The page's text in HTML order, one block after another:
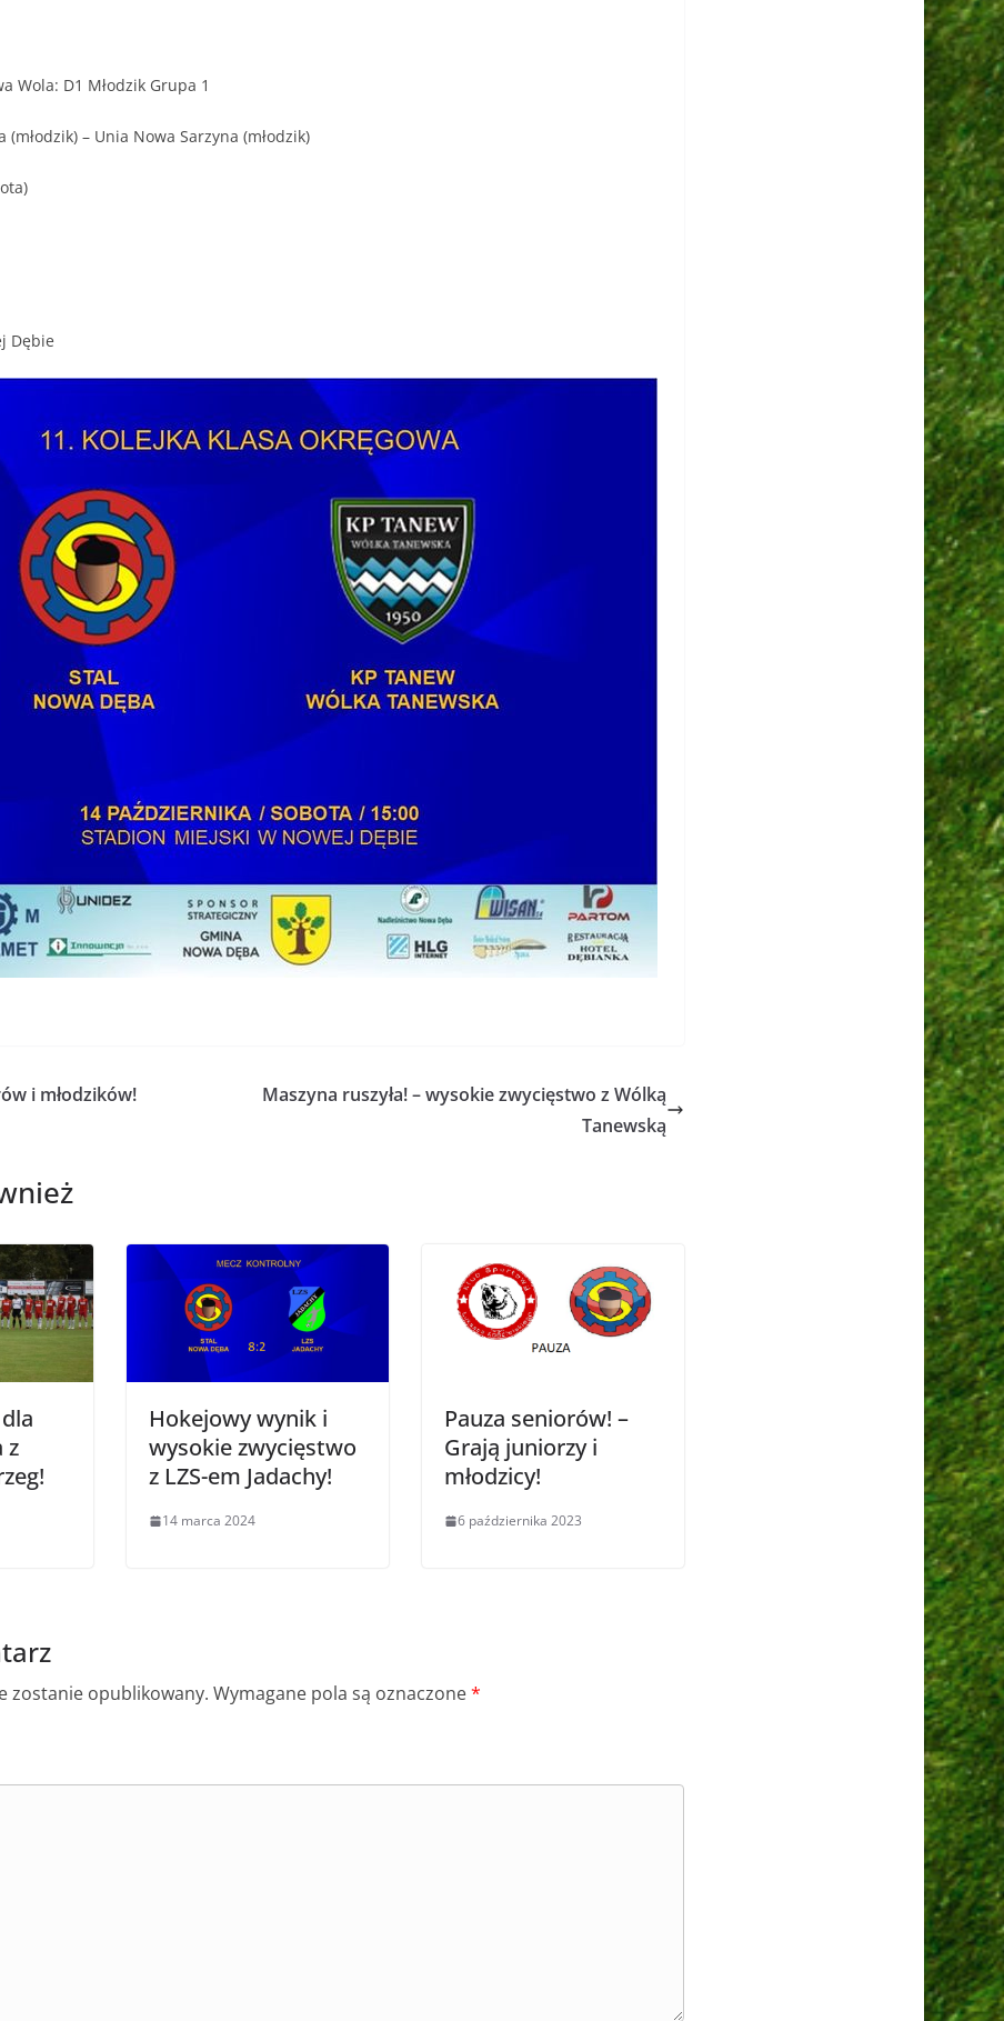
Wola: D1 Młodzik Grupa 1
(młodzik) – Unia Nowa Sarzyna (młodzik)
Dębie
i młodzików!
Maszyna ruszyła! – wysokie zwycięstwo z Wólką
Tanewską
z
Hokejowy wynik i
wysokie zwycięstwo
z LZS-em Jadachy!
14 marca 2024
Pauza seniorów! –
Grają juniorzy i
młodzicy!
6 października 2023
zostanie opublikowany. Wymagane pola są oznaczone*